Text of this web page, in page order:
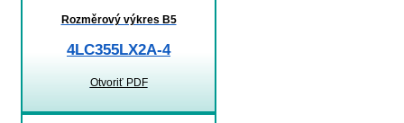
Rozměrový výkres B5
4LC355LX2A-4
Otvoriť PDF